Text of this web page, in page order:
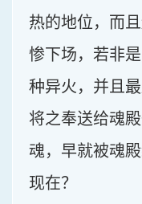
热的地位，而
惨下场，若非
种异火，并且
将之奉送给魂
魂，早就被魂
现在？